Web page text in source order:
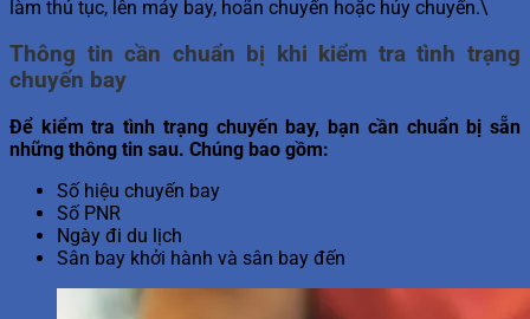
làm thủ tục, lên máy bay, hoãn chuyến hoặc hủy chuyến.\
Thông tin cần chuẩn bị khi kiểm tra tình trạng
chuyến bay
Để kiểm tra tình trạng chuyến bay, bạn cần chuẩn bị sẵn
những thông tin sau. Chúng bao gồm:
Số hiệu chuyến bay
Số PNR
Ngày đi du lịch
Sân bay khởi hành và sân bay đến